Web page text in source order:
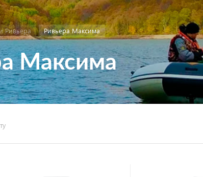
Ривьера Ривьера Максима
Максима